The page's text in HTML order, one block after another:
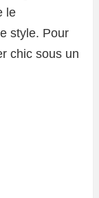
le
style. Pour
chic sous un